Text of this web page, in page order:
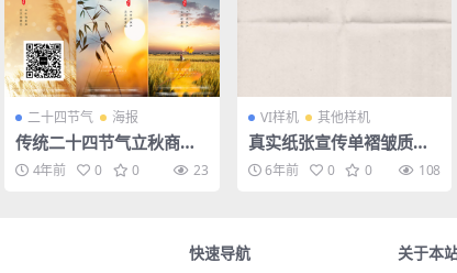
二十四节气 海报
传统二十四节气立秋商业
海报插画宣传PSD素材模
板
4年前 0 0 23
VI样机 其他样机
真实纸张宣传单褶皱质感
纹理海报效果VI样机海报
智能贴图PSD模板素材
6年前 0 0 108
快速导航
关于本